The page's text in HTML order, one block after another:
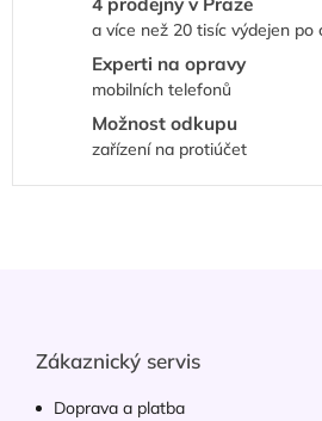
a více než 20 tisíc výdejen po
Experti na opravy
mobilních telefonů
Možnost odkupu
zařízení na protiúčet
Zákaznický servis
Doprava a platba